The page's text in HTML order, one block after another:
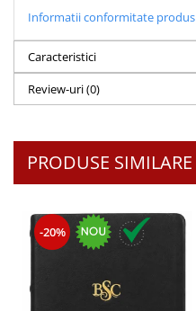
Informatii conformitate produs
Caracteristici
Review-uri(0)
PRODUSE SIMILARE
-20%